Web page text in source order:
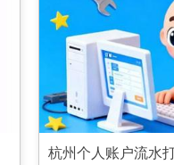
杭州个人账户流水